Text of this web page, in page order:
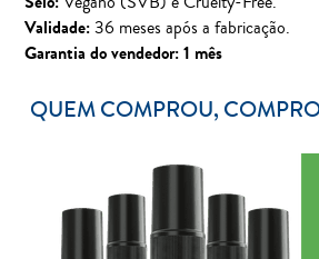
Validade:36 meses após a fabricação.
Garantia do vendedor: 1 mês
QUEM COMPROU,